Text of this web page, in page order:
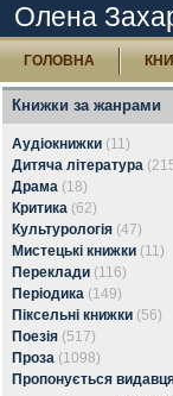
Олена
ГОЛОВНА
Книжки за жанрами
Аудіокнижки (11)
Дитяча література
Драма (18)
Критика (62)
Культурологія (47)
Мистецькі книжки (11)
Переклади (116)
Періодика (149)
Піксельні книжки (56)
Поезія (517)
Проза (1098)
Пропонується